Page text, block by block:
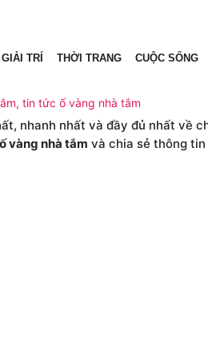
GIẢI TRÍ THỜI TRANG CUỘC SỐNG
tin tức ố vàng nhà tắm
nhanh nhất và đầy đủ nhất về
ố vàng nhà tắm và chia sẻ thông tin